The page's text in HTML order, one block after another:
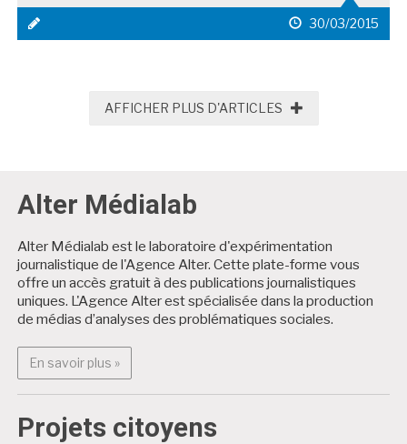
média
date
de
30/03/2015
AFFICHER PLUS D'ARTICLES AFFICHER PLUS
Alter Médialab
Alter Médialab est le laboratoire d'expérimentation
journalistique de l'Agence Alter. Cette plate-forme vous
offre un accès gratuit à des publications journalistiques
uniques. L'Agence Alter est spécialisée dans la production
de médias d’analyses des problématiques sociales.
En savoir plus »En savoir plus : Alter Médialab
Projets citoyens